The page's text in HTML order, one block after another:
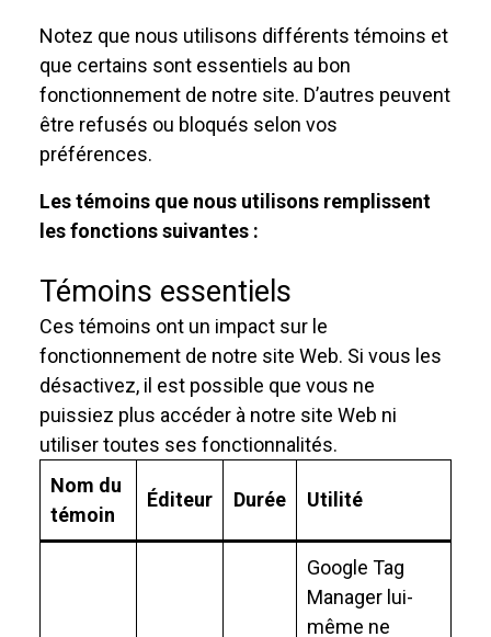
Notez que nous utilisons différents témoins et
que certains sont essentiels au bon
fonctionnement de notre site. D’autres peuvent
être refusés ou bloqués selon vos
préférences.
Les témoins que nous utilisons remplissent
les fonctions suivantes :
Témoins essentiels
Ces témoins ont un impact sur le
fonctionnement de notre site Web. Si vous les
désactivez, il est possible que vous ne
puissiez plus accéder à notre site Web ni
utiliser toutes ses fonctionnalités.
Nom du
témoin
Éditeur Durée Utilité
Google Tag
Manager lui-
même ne